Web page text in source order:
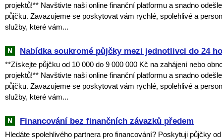
projektů!** Navštivte naši online finanční platformu a snadno
půjčku. Zavazujeme se poskytovat vám rychlé, spolehlivé a
služby, které vám...
Nabídka soukromé půjčky mezi jednotlivci do 24
**Získejte půjčku od 10 000 do 9 000 000 Kč na zahájení nebo
projektů!** Navštivte naši online finanční platformu a snadno
půjčku. Zavazujeme se poskytovat vám rychlé, spolehlivé a
služby, které vám...
Financování bez finančních závazků předem
Hledáte spolehlivého partnera pro financování? Poskytuji půjčky